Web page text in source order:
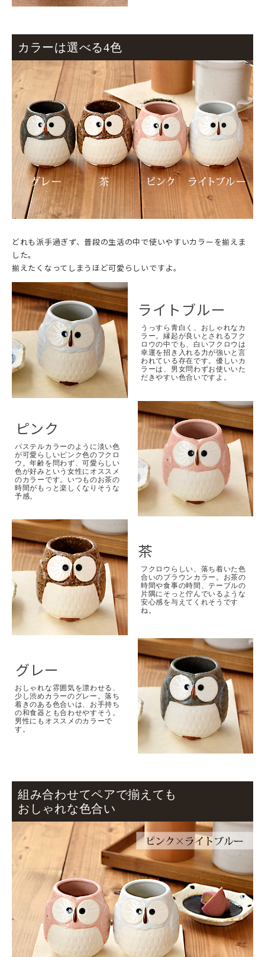
カラーは選べる4色
どれも派手過ぎず、普段の生活の中で使いやすいカラーを揃えま
した。
揃えたくなってしまうほど可愛らしいですよ。
ライトブルー
うっすら青白く、おしゃれなカ
ラー。縁起が良いとされるフク
ロウの中でも、白いフクロウは
幸運を招き入れる力が強いと言
われている存在です。優しいカ
ラーは、男女問わずお使いいた
だきやすい色合いですよ。
ピンク
パステルカラーのように淡い色
が可愛らしいピンク色のフクロ
ウ。年齢を問わず、可愛らしい
色が好みという女性にオススメ
のカラーです。いつものお茶の
時間がもっと楽しくなりそうな
予感。
茶
フクロウらしい、落ち着いた色
合いのブラウンカラー。お茶の
時間や食事の時間、テーブルの
片隅にそっと佇んでいるような
安心感を与えてくれそうです
ね。
グレー
おしゃれな雰囲気を漂わせる、
少し渋めカラーのグレー。落ち
着きのある色合いは、お手持ち
の和食器とも合わせやすそう。
男性にもオススメのカラーで
す。
組み合わせてペアで揃えても
おしゃれな色合い